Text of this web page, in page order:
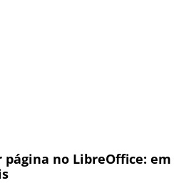
página no LibreOffice: em